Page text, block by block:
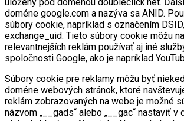
doméne google.com a nazýva sa ANID.
súbory cookie, napríklad s označením
exchange_uid. Tieto súbory cookie môžu
relevantnejších reklám používať aj iné
spoločnosti Google, ako je napríklad
Súbory cookie pre reklamy môžu byť
doméne webových stránok, ktoré
reklám zobrazovaných na webe je možné
názvom „__gads“ alebo „__gac“ nastaviť